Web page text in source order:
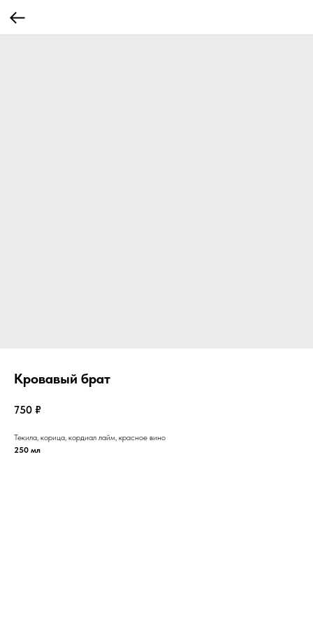
Кровавый брат
750 ₽
Текила, корица, кордиал лайм, красное вино
250 мл